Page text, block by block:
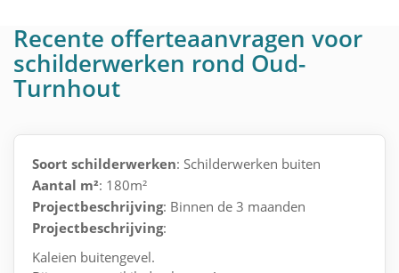
Recente offerteaanvragen voor
schilderwerken rond Oud-
Turnhout
Soort schilderwerken: Schilderwerken buiten
Aantal m²: 180m²
Projectbeschrijving: Binnen de 3 maanden
Projectbeschrijving:
Kaleien buitengevel.